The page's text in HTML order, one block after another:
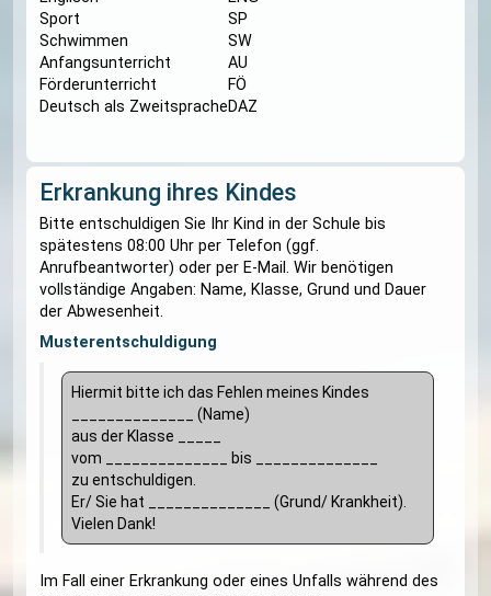
Mathematik
Sachunterricht
Musik
Kunst
Englisch
Sport
SP
Schwimmen
SW
Anfangsunterricht
AU
Förderunterricht
FÖ
Deutsch als Zweitsprache
Erkrankung ihres Kindes
Bitte entschuldigen Sie Ihr Kind in der Schule bis
spätestens 08:00 Uhr per Telefon (ggf.
Anrufbeantworter) oder per E-Mail. Wir benötigen
vollständige Angaben: Name, Klasse, Grund und
der Abwesenheit.